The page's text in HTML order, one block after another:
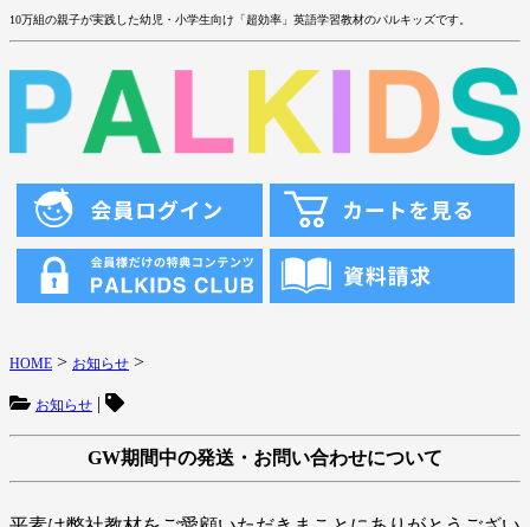
10万組の親子が実践した幼児・小学生向け「超効率」英語学習教材のパルキッズです。
HOME > お知らせ >
お知らせ |
GW期間中の発送・お問い合わせについて